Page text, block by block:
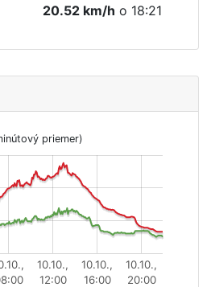
20.52 km/h o 18:21
priemer)
10.10.,
12:00
10.10.,
16:00
10.10.,
20:00